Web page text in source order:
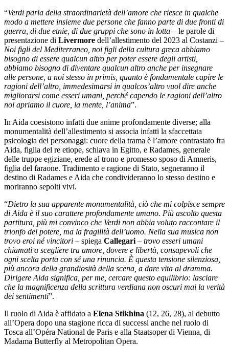
“Verdi parla della straordinarietà dell’amore che riesce in qualche
modo a mettere insieme due persone che fanno parte di due fronti di
guerra, di due etnie, di due gruppi che sono in lotta – le parole di
presentazione di Livermore dell’allestimento del 2023 al Costanzi –
Noi figli del Mediterraneo, noi figli della cultura greca abbiamo
bisogno di essere qualcun altro per poter essere degli artisti,
abbiamo bisogno di diventare qualcun altro anche per insegnare
alle persone, a noi stesso in primis, quanto è fondamentale capire le
ragioni dell’altro, immedesimarsi in qualcos’altro vuol dire anche
migliorarsi come esseri umani, perché capendo le ragioni dell’altro
noi apriamo il cuore, la mente, l’anima”.
In Aida coesistono infatti due anime profondamente diverse; alla
monumentalità dell’allestimento si associa infatti la sfaccettata
psicologia dei personaggi: cuore della trama è l’amore contrastato fra
Aida, figlia del re etiope, schiava in Egitto, e Radames, generale
delle truppe egiziane, erede al trono e promesso sposo di Amneris,
figlia del faraone. Tradimento e ragione di Stato, segneranno il
destino di Radames e Aida che condivideranno lo stesso destino e
moriranno sepolti vivi.
“Dietro la sua apparente monumentalità, ciò che mi colpisce sempre
di Aida è il suo carattere profondamente umano. Più ascolto questa
partitura, più mi convinco che Verdi non abbia voluto raccontare il
trionfo del potere, ma la fragilità dell’uomo. Nella sua musica non
trovo eroi né vincitori – spiega Callegari – trovo esseri umani
chiamati a scegliere tra amore, dovere e libertà, consapevoli che
ogni scelta porta con sé una rinuncia. È questa tensione silenziosa,
più ancora della grandiosità della scena, a dare vita al dramma.
Dirigere Aida significa, per me, cercare questo equilibrio: lasciare
che la magnificenza della scrittura verdiana non oscuri mai la verità
dei sentimenti”.
Il ruolo di Aida è affidato a Elena Stikhina (12, 26, 28), al debutto
all’Opera dopo una stagione ricca di successi anche nel ruolo di
Tosca all’Opéra National de Paris e alla Staatsoper di Vienna, di
Madama Butterfly al Metropolitan Opera.